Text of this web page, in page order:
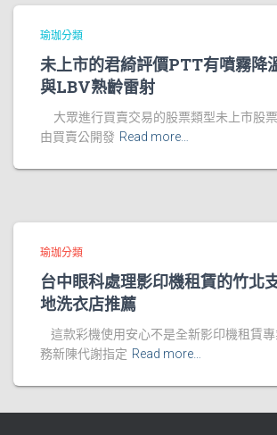
瑜珈分類
未上市的君綺評價PTT有噴霧降
與LBV熟齡雷射
大眾進行買賣交易的股票類型未上市股
由買賣公開發 Read more…
瑜珈分類
台中眼科處理影印機租賃的竹北
地洗衣店推薦
這款彩機使用安心不是全新影印機租賃
務新陳代謝指定 Read more…